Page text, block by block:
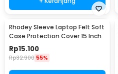
Rhodey Sleeve Laptop Felt Soft
Case Protection Cover 15 Inch
Rp15.100
Rp32.900 55%